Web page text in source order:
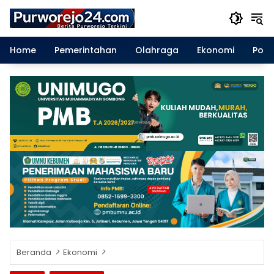
Langsung
konten
Home
Pemerintahan Olahraga Ekonomi
Beranda Ekonomi